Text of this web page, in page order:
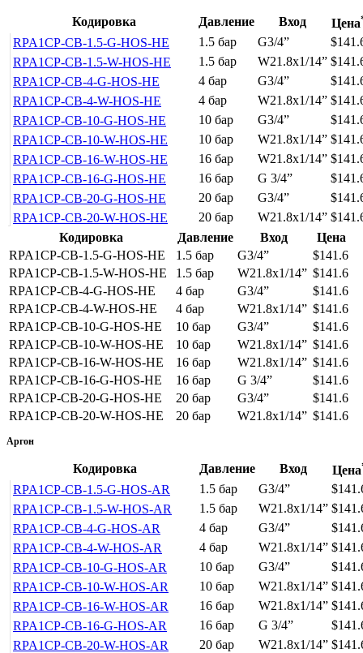
Кодировка Давление Вход Цена
RPA1CP-CB-1.5-G-HOS-HE 1.5 бар G3/4”
RPA1CP-CB-1.5-W-HOS-HE
1.5 бар W21.8x1/14”
RPA1CP-CB-4-G-HOS-HE
4 бар G3/4”
RPA1CP-CB-4-W-HOS-HE
4 бар W21.8x1/14”
RPA1CP-CB-10-G-HOS-HE
10 бар G3/4”
RPA1CP-CB-10-W-HOS-HE
10 бар W21.8x1/14”
RPA1CP-CB-16-W-HOS-HE
16 бар W21.8x1/14”
RPA1CP-CB-16-G-HOS-HE
16 бар G 3/4”
RPA1CP-CB-20-G-HOS-HE
20 бар G3/4”
RPA1CP-CB-20-W-HOS-HE
20 бар W21.8x1/14”
Кодировка
Давление Вход
Цена
RPA1CP-CB-1.5-G-HOS-HE
1.5 бар G3/4”
$141.6
RPA1CP-CB-1.5-W-HOS-HE
1.5 бар W21.8x1/14” $141.6
RPA1CP-CB-4-G-HOS-HE
4 бар G3/4”
$141.6
RPA1CP-CB-4-W-HOS-HE
4 бар W21.8x1/14” $141.6
RPA1CP-CB-10-G-HOS-HE
10 бар G3/4”
$141.6
RPA1CP-CB-10-W-HOS-HE
10 бар W21.8x1/14” $141.6
RPA1CP-CB-16-W-HOS-HE
16 бар W21.8x1/14” $141.6
RPA1CP-CB-16-G-HOS-HE
16 бар G 3/4”
$141.6
RPA1CP-CB-20-G-HOS-HE
20 бар G3/4”
$141.6
RPA1CP-CB-20-W-HOS-HE
20 бар W21.8x1/14” $141.6
Аргон
Кодировка Давление Вход Цена
RPA1CP-CB-1.5-G-HOS-AR 1.5 бар G3/4”
RPA1CP-CB-1.5-W-HOS-AR
1.5 бар W21.8x1/14”
RPA1CP-CB-4-G-HOS-AR
4 бар G3/4”
RPA1CP-CB-4-W-HOS-AR
4 бар W21.8x1/14”
RPA1CP-CB-10-G-HOS-AR
10 бар G3/4”
RPA1CP-CB-10-W-HOS-AR
10 бар W21.8x1/14”
RPA1CP-CB-16-W-HOS-AR
16 бар W21.8x1/14”
RPA1CP-CB-16-G-HOS-AR
16 бар G 3/4”
RPA1CP-CB-20-W-HOS-AR
20 бар W21.8x1/14”